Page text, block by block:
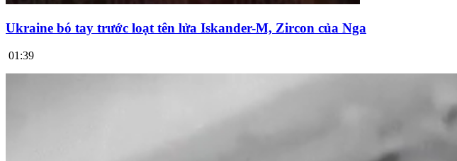
Ukraine bó tay trước loạt tên lửa Iskander-M, Zircon của Nga
01:39